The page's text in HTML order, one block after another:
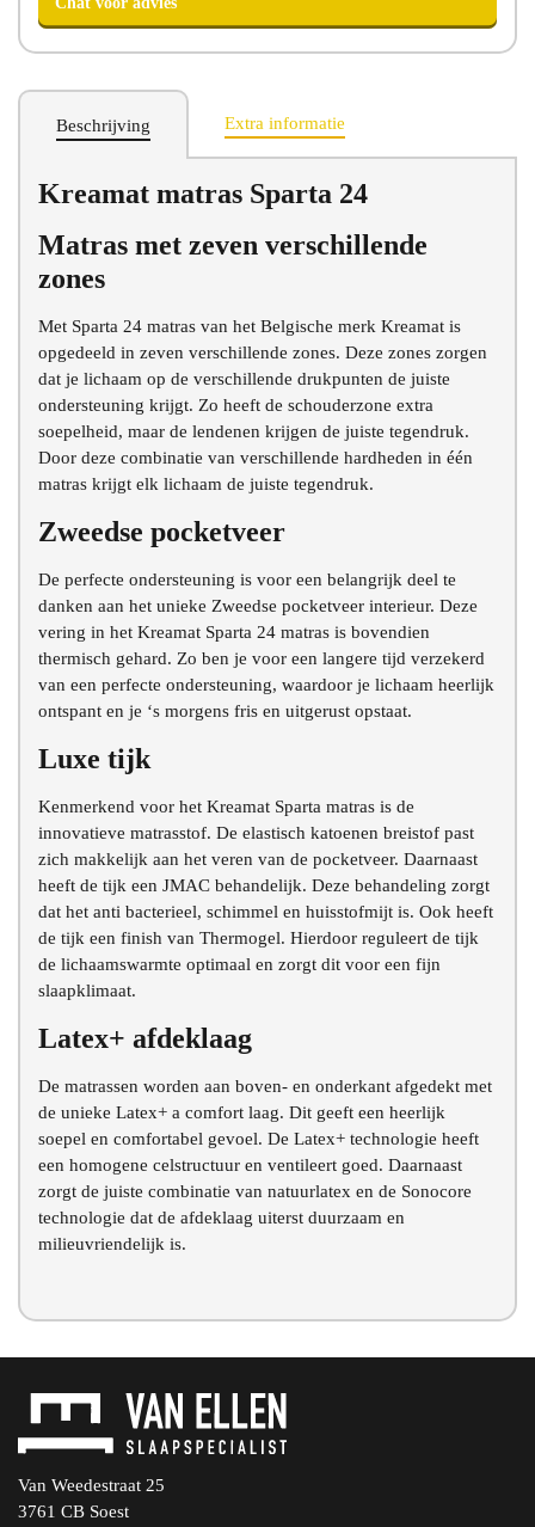
Chat voor advies
Beschrijving Extra informatie
Kreamat matras Sparta 24
Matras met zeven verschillende
zones
Met Sparta 24 matras van het Belgische merk Kreamat is
opgedeeld in zeven verschillende zones. Deze zones zorgen
dat je lichaam op de verschillende drukpunten de juiste
ondersteuning krijgt. Zo heeft de schouderzone extra
soepelheid, maar de lendenen krijgen de juiste tegendruk.
Door deze combinatie van verschillende hardheden in één
matras krijgt elk lichaam de juiste tegendruk.
Zweedse pocketveer
De perfecte ondersteuning is voor een belangrijk deel te
danken aan het unieke Zweedse pocketveer interieur. Deze
vering in het Kreamat Sparta 24 matras is bovendien
thermisch gehard. Zo ben je voor een langere tijd verzekerd
van een perfecte ondersteuning, waardoor je lichaam heerlijk
ontspant en je ‘s morgens fris en uitgerust opstaat.
Luxe tijk
Kenmerkend voor het Kreamat Sparta matras is de
innovatieve matrasstof. De elastisch katoenen breistof past
zich makkelijk aan het veren van de pocketveer. Daarnaast
heeft de tijk een JMAC behandelijk. Deze behandeling zorgt
dat het anti bacterieel, schimmel en huisstofmijt is. Ook heeft
de tijk een finish van Thermogel. Hierdoor reguleert de tijk
de lichaamswarmte optimaal en zorgt dit voor een fijn
slaapklimaat.
Latex+ afdeklaag
De matrassen worden aan boven- en onderkant afgedekt met
de unieke Latex+ a comfort laag. Dit geeft een heerlijk
soepel en comfortabel gevoel. De Latex+ technologie heeft
een homogene celstructuur en ventileert goed. Daarnaast
zorgt de juiste combinatie van natuurlatex en de Sonocore
technologie dat de afdeklaag uiterst duurzaam en
milieuvriendelijk is.
Van Weedestraat 25
3761 CB Soest